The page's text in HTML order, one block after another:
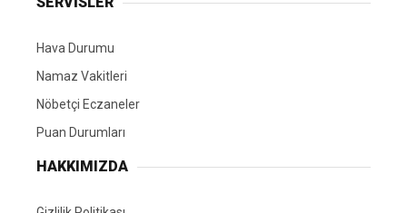
Hava Durumu
Namaz Vakitleri
Nöbetçi Eczaneler
Puan Durumları
HAKKIMIZDA